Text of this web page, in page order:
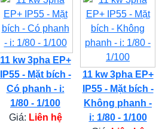
11 kw 3pha EP+
IP55 - Mặt bích -
Có phanh - i:
1/80 - 1/100
Giá: Liên hệ
11 kw 3pha EP+
IP55 - Mặt bích -
Không phanh -
i: 1/80 - 1/100